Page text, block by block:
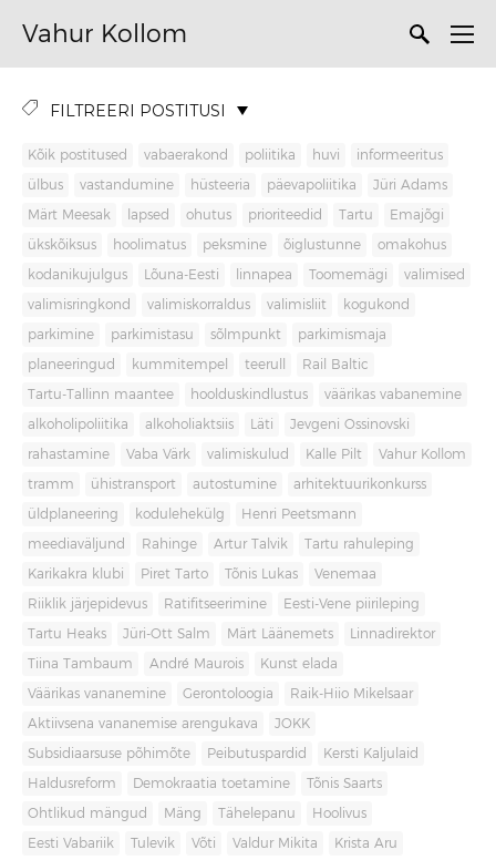
Vahur Kollom
FILTREERI POSTITUSI
Kõik postitused vabaerakond poliitika huvi informeeritus
ülbus vastandumine hüsteeria päevapoliitika Jüri Adams
Märt Meesak lapsed ohutus prioriteedid Tartu Emajõgi
ükskõiksus hoolimatus peksmine õiglustunne omakohus
kodanikujulgus Lõuna-Eesti linnapea Toomemägi valimised
valimisringkond valimiskorraldus valimisliit kogukond
parkimine parkimistasu sõlmpunkt parkimismaja
planeeringud kummitempel teerull Rail Baltic
Tartu-Tallinn maantee hoolduskindlustus väärikas vabanemine
alkoholipoliitika alkoholiaktsiis Läti Jevgeni Ossinovski
rahastamine Vaba Värk valimiskulud Kalle Pilt Vahur Kollom
tramm ühistransport autostumine arhitektuurikonkurss
üldplaneering kodulehekülg Henri Peetsmann
meediaväljund Rahinge Artur Talvik Tartu rahuleping
Karikakra klubi Piret Tarto Tõnis Lukas Venemaa
Riiklik järjepidevus Ratifitseerimine Eesti-Vene piirileping
Tartu Heaks Jüri-Ott Salm Märt Läänemets Linnadirektor
Tiina Tambaum André Maurois Kunst elada
Väärikas vananemine Gerontoloogia Raik-Hiio Mikelsaar
Aktiivsena vananemise arengukava JOKK
Subsidiaarsuse põhimõte Peibutuspardid Kersti Kaljulaid
Haldusreform Demokraatia toetamine Tõnis Saarts
Ohtlikud mängud Mäng Tähelepanu Hoolivus
Eesti Vabariik Tulevik Võti Valdur Mikita Krista Aru